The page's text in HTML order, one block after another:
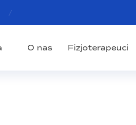
O nas Fizjoterapeuci